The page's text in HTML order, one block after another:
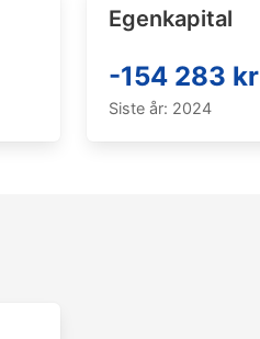
Egenkapital
-154 283 kr
Siste år: 2024